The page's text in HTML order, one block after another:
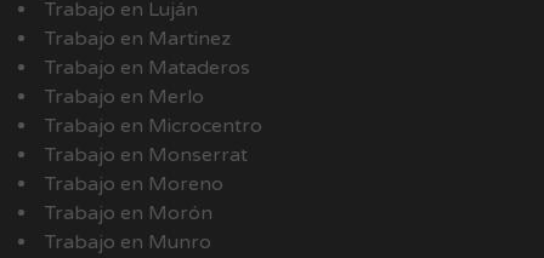
Trabajo en Luján
Trabajo en Martinez
Trabajo en Mataderos
Trabajo en Merlo
Trabajo en Microcentro
Trabajo en Monserrat
Trabajo en Moreno
Trabajo en Morón
Trabajo en Munro